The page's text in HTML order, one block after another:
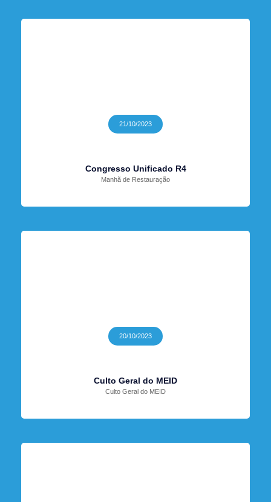
21/10/2023
Congresso Unificado R4
Manhã de Restauração
20/10/2023
Culto Geral do MEID
Culto Geral do MEID